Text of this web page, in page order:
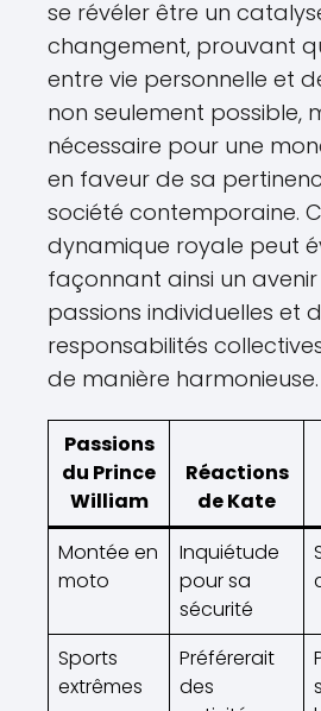
se révéler être un
changement, prouvant
entre vie personnelle et
non seulement possible,
nécessaire pour une
en faveur de sa
société contemporaine.
dynamique royale peut
façonnant ainsi un
passions individuelles et
responsabilités
de manière harmonieuse.
Passions
du Prince
William
Réactions
de Kate
Montée en
moto
Inquiétude
pour sa
sécurité
Sports
extrêmes
Préférerait
des